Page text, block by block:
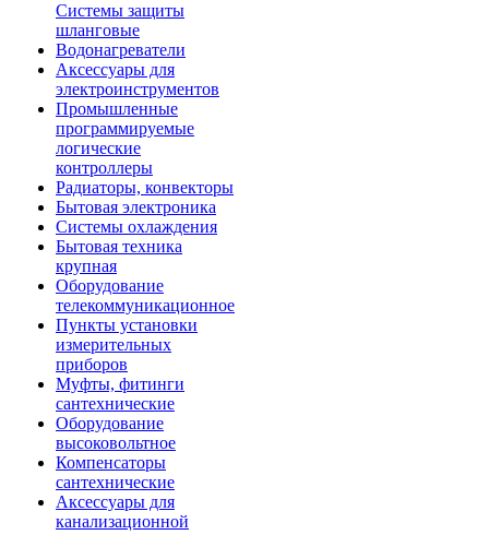
Системы защиты
шланговые
Водонагреватели
Аксессуары для
электроинструментов
Промышленные
программируемые
логические
контроллеры
Радиаторы, конвекторы
Бытовая электроника
Системы охлаждения
Бытовая техника
крупная
Оборудование
телекоммуникационное
Пункты установки
измерительных
приборов
Муфты, фитинги
сантехнические
Оборудование
высоковольтное
Компенсаторы
сантехнические
Аксессуары для
канализационной